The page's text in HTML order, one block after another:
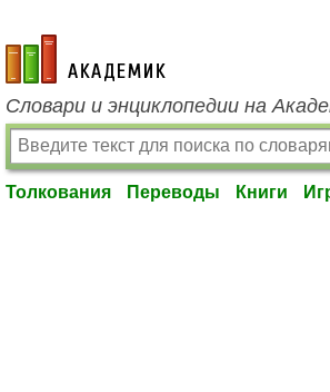
academic.ru
Словари и энциклопедии на
Толкования Переводы Книги